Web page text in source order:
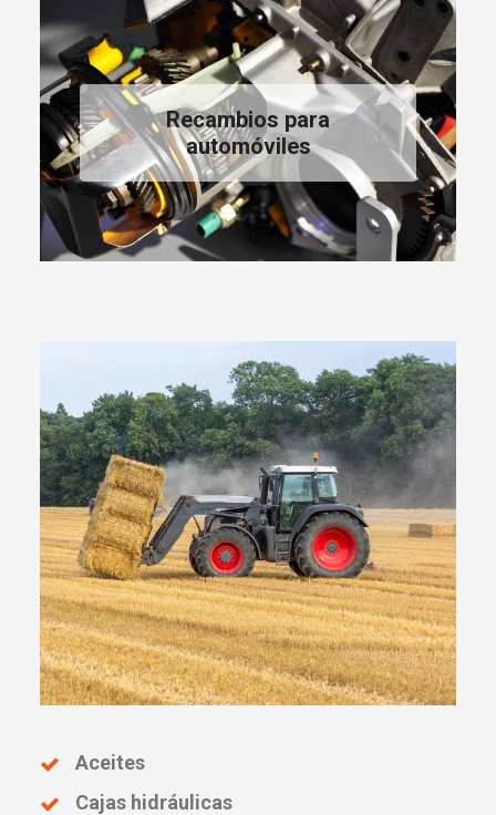
Recambios para
automóviles
Aceites
Cajas hidráulicas